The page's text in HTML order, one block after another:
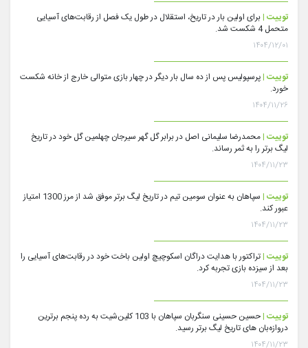
توییت |برای اولین بار در تاریخ، استقلال در طول یک فصل از رقابت‌های آسیایی
متحمل 4 شکست شد.
۱۴۰۴/۱۲/۰۱
توییت |پرسپولیس پس از ده سال بار دیگر در چهار بازی متوالی خارج از خانه شکست
خورد.
۱۴۰۴/۱۱/۲۶
توییت |محمدرضا سلیمانی اصل در برابر گل گهر سیرجان چهلمین گل خود در تاریخ
لیگ برتر را به ثمر رساند.
۱۴۰۴/۱۱/۲۳
توییت |
سپاهان به عنوان سومین تیم در تاریخ لیگ برتر موفق شد از مرز 1300 امتیاز
عبور کند.
۱۴۰۴/۱۱/۲۳
توییت |تراکتور با هدایت دراگان اسکوچیچ اولین باخت خود در رقابت‌های آسیایی را
بعد از سیزده بازی تجربه کرد.
۱۴۰۴/۱۱/۲۳
توییت |
حسین حسینی سنگربان سپاهان با 103 کلین‌شیت به رده پنجم برترین
دروازه‌بان های تاریخ لیگ برتر رسید.
۱۴۰۴/۱۱/۲۳